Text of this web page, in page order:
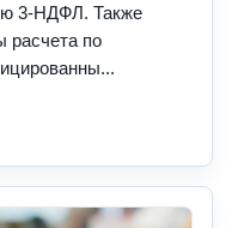
3-НДФЛ. Также
расчета по